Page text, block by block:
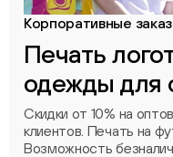
Корпоративные
Печать
одежды для
Скидки от 10% на
клиентов. Печать на
Возможность